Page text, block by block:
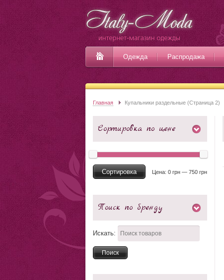
Одежда Распродажа
Главная Купальники раздельные (Страница 2)
Сортировка по цене
Сортировка Цена: 0 грн — 750 грн
Поиск по бренду
Искать: